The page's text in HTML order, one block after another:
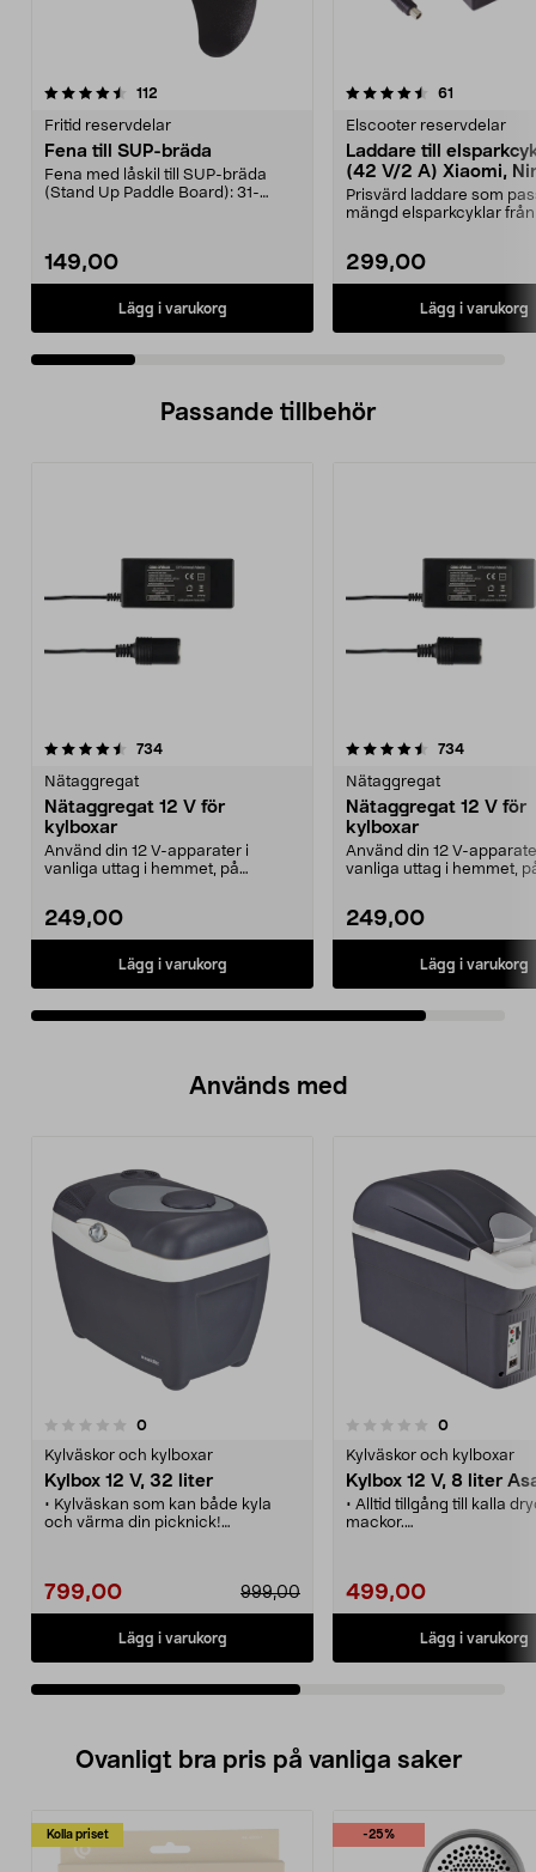
112
Fritid reservdelar
Fena till SUP-bräda
Fena med låskil till SUP-bräda
(Stand Up Paddle Board): 31-
149,00
Lägg i varukorg
4.5 av 5 stjärnor 61
Elscooter reservdelar
Laddare till
(42 V/2 A) Xiaomi,
E-Way m.fl.
Prisvärd laddare som
mängd elsparkcyklar från
299,00
Lägg i varukorg
4.5 av 5 stjärnor
Passande tillbehör
734recensioner
Nätaggregat
Nätaggregat 12 V för
kylboxar
Använd din 12 V-apparater i
vanliga uttag i hemmet, på
249,00
Lägg i varukorg
4.5av 5 stjärnor 734
Nätaggregat
Nätaggregat 12 V för
kylboxar
Använd din 12 V-
vanliga uttag i hemmet,
249,00
Lägg i varukorg
Används med
0recensioner
Kylväskor och kylboxar
Kylbox 12 V, 32 liter
• Kylväskan som kan både kyla
och värma din picknick!
och enkel åtkomst.
• Rymmer 32 liter och kan förvara
stående PET-flaskor.
• Tystgående fläkt.
999,00
799,00
Lägg i varukorg
0.0 av 5 stjärnor 0recensioner
Kylväskor och kylboxar
Kylbox 12 V, 8 liter
• Alltid tillgång till kalla
mackor.
• Kan både kyla och
499,00
Lägg i varukorg
0.0 av 5 stjärnor
Ovanligt bra pris på vanliga saker
Kolla priset -25%